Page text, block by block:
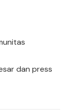
dan press